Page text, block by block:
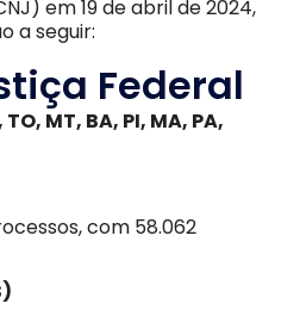
em 19 de abril de 2024,
a seguir:
Federal
MT, BA, PI, MA, PA,
com 58.062